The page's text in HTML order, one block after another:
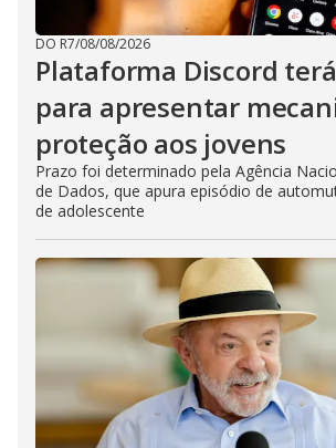
DO R7/08/08/2026
Plataforma Discord
para apresentar
proteção aos jovens
Prazo foi determinado pela Agência
de Dados, que apura episódio de
de adolescente